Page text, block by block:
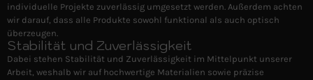
individuelle Projekte zuverlässig umgesetzt werden. Außerdem achten
wir darauf, dass alle Produkte sowohl funktional als auch optisch
überzeugen.
Stabilität und Zuverlässigkeit
Dabei stehen Stabilität und Zuverlässigkeit im Mittelpunkt unserer
Arbeit, weshalb wir auf hochwertige Materialien sowie präzise